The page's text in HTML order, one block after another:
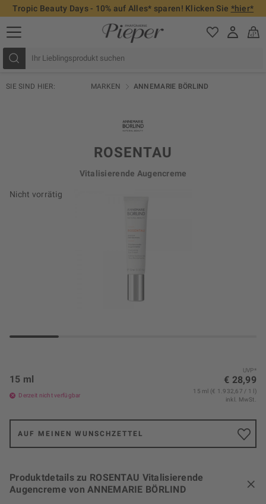
Tropic Beauty Days - 10% auf Alles* sparen! Klicken Sie *hier*
SIE SIND HIER: MARKEN ANNEMARIE BÖRLIND
Nicht vorrätig
ROSENTAU
Vitalisierende Augencreme
UVP*
€ 28,99
15 ml
Derzeit nicht verfügbar
15 ml (€ 1.932,67 / 1 l)
inkl. MwSt.
AUF MEINEN WUNSCHZETTEL
Produktdetails zu ROSENTAU Vitalisierende
Augencreme von ANNEMARIE BÖRLIND